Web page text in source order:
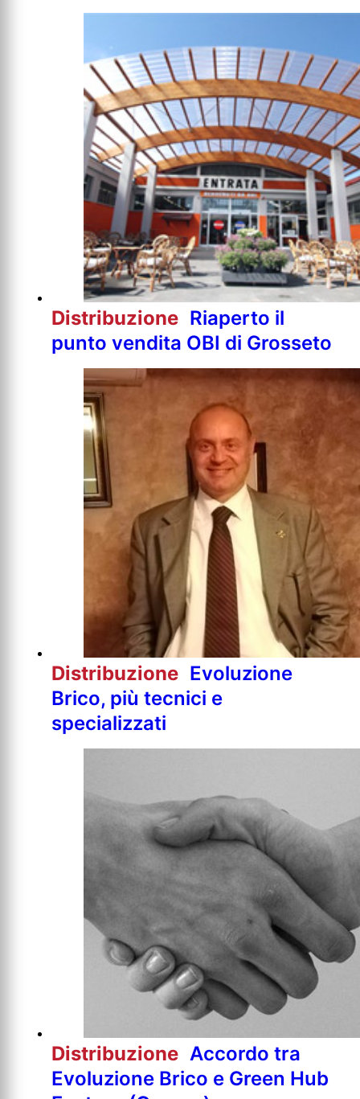
Distribuzione Riaperto il
punto vendita OBI di Grosseto
Distribuzione Evoluzione
Brico, più tecnici e
specializzati
Distribuzione Accordo tra
Evoluzione Brico e Green Hub